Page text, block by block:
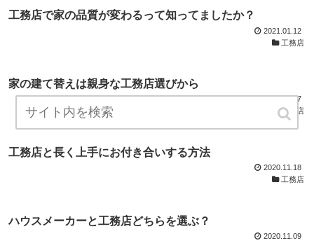
工務店で家の品質が変わるって知ってましたか？
2021.01.12
工務店
家の建て替えは親身な工務店選びから
2020.11.27
工務店
工務店と長く上手にお付き合いする方法
2020.11.18
工務店
ハウスメーカーと工務店どちらを選ぶ？
2020.11.09